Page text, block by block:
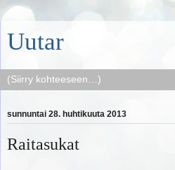
Uutar
sunnuntai 28. huhtikuuta 2013
Raitasukat